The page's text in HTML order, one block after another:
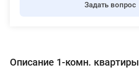
Задать вопрос
Описание 1-комн. квартиры